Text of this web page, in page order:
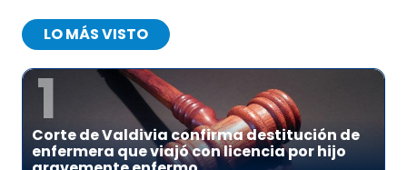
LO MÁS VISTO
1
Corte de Valdivia confirma destitución de
enfermera que viajó con licencia por hijo